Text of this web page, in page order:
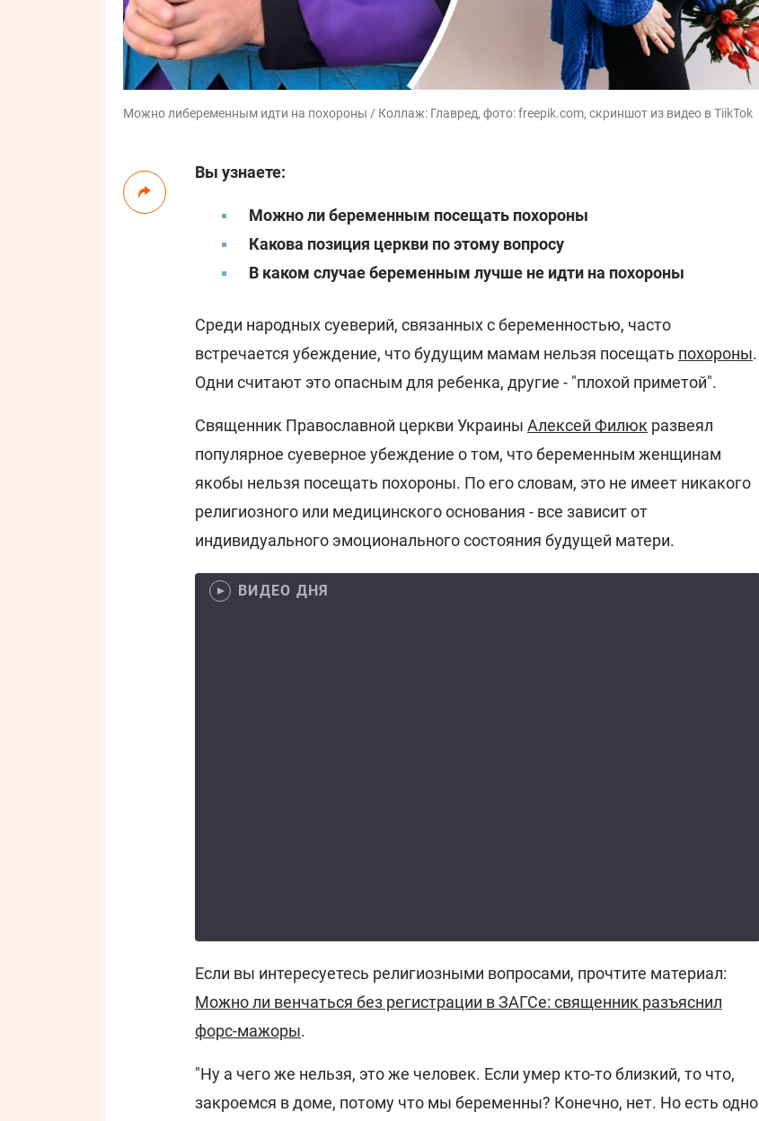
Можно либеременным идти на похороны / Коллаж: Главред, фото: freepik.com, скриншот из видео в TiikTok
Вы узнаете:
Можно ли беременным посещать похороны
Какова позиция церкви по этому вопросу
В каком случае беременным лучше не идти на похороны
Среди народных суеверий, связанных с беременностью, часто
встречается убеждение, что будущим мамам нельзя посещать похороны.
Одни считают это опасным для ребенка, другие - "плохой приметой".
Священник Православной церкви Украины Алексей Филюк развеял
популярное суеверное убеждение о том, что беременным женщинам
якобы нельзя посещать похороны. По его словам, это не имеет никакого
религиозного или медицинского основания - все зависит от
индивидуального эмоционального состояния будущей матери.
ВИДЕО ДНЯ
Если вы интересуетесь религиозными вопросами, прочтите материал:
Можно ли венчаться без регистрации в ЗАГСе: священник разъяснил
форс-мажоры.
"Ну а чего же нельзя, это же человек. Если умер кто-то близкий, то что,
закроемся в доме, потому что мы беременны? Конечно, нет. Но есть одно